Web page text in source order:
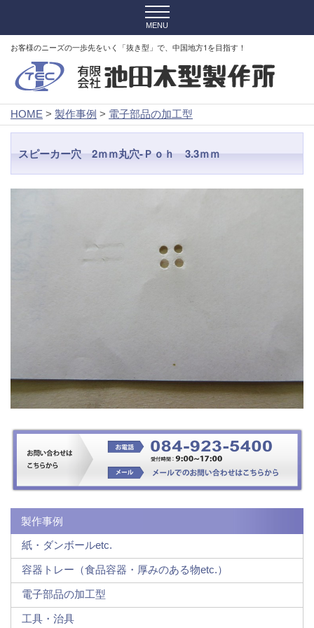
お客様のニーズの一歩先をいく「抜き型」で、中国地方1を目指す！
HOME > 製作事例 > 電子部品の加工型
スピーカー穴 2ｍｍ丸穴-Ｐｏｈ 3.3ｍｍ
製作事例
紙・ダンボールetc.
容器トレー（食品容器・厚みのある物etc.）
電子部品の加工型
工具・治具